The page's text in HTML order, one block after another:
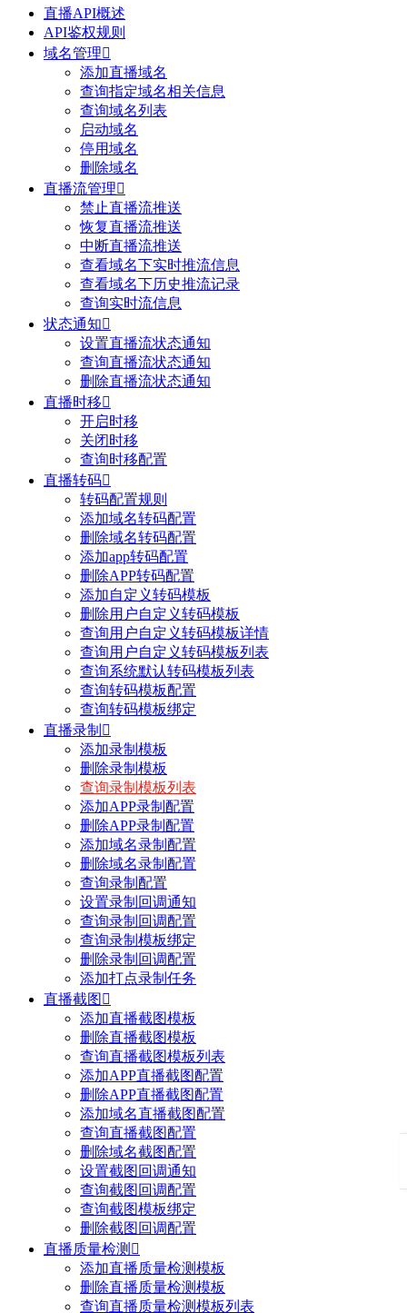
直播API概述
API鉴权规则
域名管理
添加直播域名
查询指定域名相关信息
查询域名列表
启动域名
停用域名
删除域名
直播流管理
禁止直播流推送
恢复直播流推送
中断直播流推送
查看域名下实时推流信息
查看域名下历史推流记录
查询实时流信息
状态通知
设置直播流状态通知
查询直播流状态通知
删除直播流状态通知
直播时移
开启时移
关闭时移
查询时移配置
直播转码
转码配置规则
添加域名转码配置
删除域名转码配置
添加app转码配置
删除APP转码配置
添加自定义转码模板
删除用户自定义转码模板
查询用户自定义转码模板详情
查询用户自定义转码模板列表
查询系统默认转码模板列表
查询转码模板配置
查询转码模板绑定
直播录制 
添加录制模板
删除录制模板
查询录制模板列表
添加APP录制配置
删除APP录制配置
添加域名录制配置
删除域名录制配置
查询录制配置
设置录制回调通知
查询录制回调配置
查询录制模板绑定
删除录制回调配置
添加打点录制任务
直播截图 
添加直播截图模板
删除直播截图模板
查询直播截图模板列表
添加APP直播截图配置
删除APP直播截图配置
添加域名直播截图配置
查询直播截图配置
删除域名截图配置
设置截图回调通知
查询截图回调配置
查询截图模板绑定
删除截图回调配置
直播质量检测 
添加直播质量检测模板
删除直播质量检测模板
查询直播质量检测模板列表